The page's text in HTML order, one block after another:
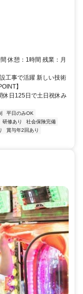
休憩：1時間 残業：月
工事で活躍 新しい技術
】
日で土日祝休み
平日のみOK
研修あり
社会保険完備
賞与年2回あり